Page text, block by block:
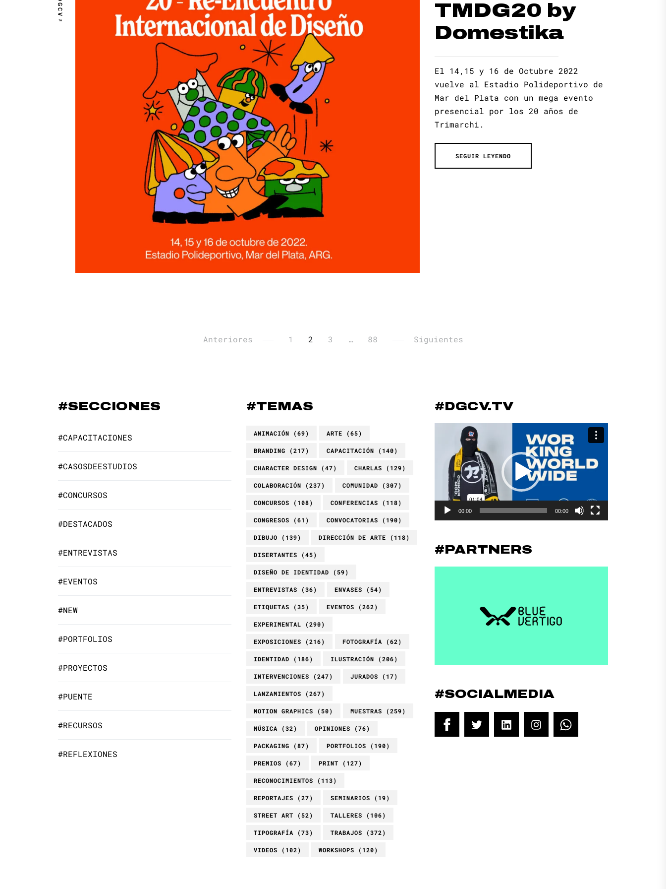
DGCV™
TMDG20 by
Domestika
El 14,15 y 16 de Octubre 2022
vuelve al Estadio Polideportivo de
Mar del Plata con un mega evento
presencial por los 20 años de
Trimarchi.
SEGUIR LEYENDO
Anteriores 1 2 3 … 88 Siguientes
#SECCIONES
#CAPACITACIONES
#CASOSDEESTUDIOS
#CONCURSOS
#DESTACADOS
#ENTREVISTAS
#EVENTOS
#NEW
#PORTFOLIOS
#PROYECTOS
#PUENTE
#RECURSOS
#REFLEXIONES
#TEMAS
ANIMACIÓN (69) ARTE (65)
BRANDING (217) CAPACITACIÓN (140)
CHARACTER DESIGN (47) CHARLAS (129)
COLABORACIÓN (237) COMUNIDAD (307)
CONCURSOS (108) CONFERENCIAS (118)
CONGRESOS (61) CONVOCATORIAS (190)
DIBUJO (139) DIRECCIÓN DE ARTE (118)
DISERTANTES (45)
DISEÑO DE IDENTIDAD (59)
ENTREVISTAS (36) ENVASES (54)
ETIQUETAS (35) EVENTOS (262)
EXPERIMENTAL (290)
EXPOSICIONES (216) FOTOGRAFÍA (62)
IDENTIDAD (186) ILUSTRACIÓN (206)
INTERVENCIONES (247) JURADOS (17)
LANZAMIENTOS (267)
MOTION GRAPHICS (50) MUESTRAS (259)
MÚSICA (32) OPINIONES (76)
PACKAGING (87) PORTFOLIOS (190)
PREMIOS (67) PRINT (127)
RECONOCIMIENTOS (113)
REPORTAJES (27) SEMINARIOS (19)
STREET ART (52) TALLERES (106)
TIPOGRAFÍA (73) TRABAJOS (372)
VIDEOS (102) WORKSHOPS (120)
#DGCV.TV
Reproductor
vídeo
00:00 00:00
#PARTNERS
#SOCIALMEDIA
FacebookTwitter LinkedInInstagram